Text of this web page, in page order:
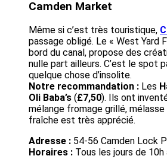
Camden Market
Même si c’est très touristique,
passage obligé. Le « West Yard
bord du canal, propose des
nulle part ailleurs. C’est le spot
quelque chose d’insolite.
Notre recommandation : Les
Oli Baba’s (£7,50). Ils ont
mélange fromage grillé,
fraîche est très apprécié.
Adresse : 54-56 Camden Lock
Horaires : Tous les jours de 10h